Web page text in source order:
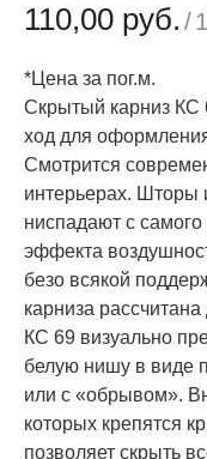
110,00 руб. /
*Цена за пог.м.
Скрытый карниз КС
ход для
Смотрится
интерьерах. Шторы
ниспадают с самого
эффекта
безо всякой
карниза
КС 69 визуально
белую нишу в виде
или с «обрывом».
которых крепятся
позволяет скрыть